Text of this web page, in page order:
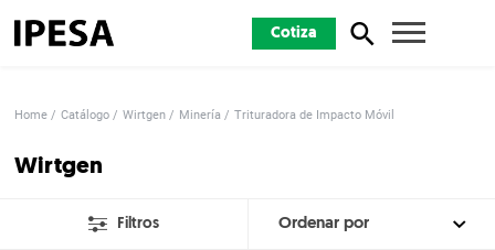
Cotiza
Home Catálogo Wirtgen Minería Trituradora de Impacto Móvil
Wirtgen
Filtros